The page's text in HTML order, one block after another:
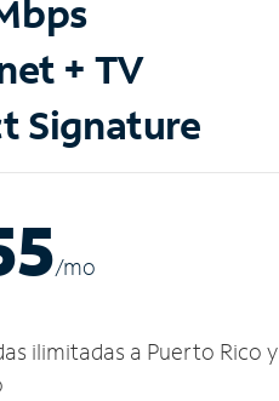
+ TV
Signature
/mo
ilimitadas a Puerto Rico y